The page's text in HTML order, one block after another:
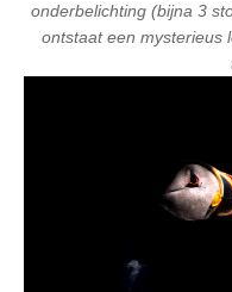
onderbelichting (bijna 3
ontstaat een mysterieus